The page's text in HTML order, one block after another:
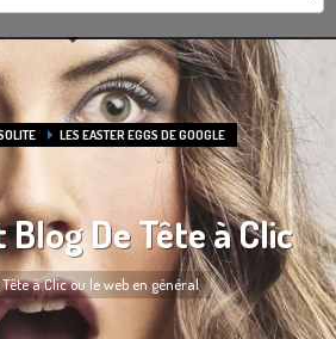
LES EASTER EGGS DE GOOGLE
De Tête à Clic
à Clic ou le web en général